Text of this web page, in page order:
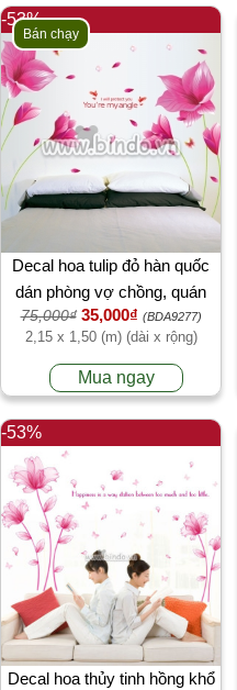
Bán chạy
-53%
Decal hoa tulip đỏ hàn quốc
dán phòng vợ chồng, quán
đẹp
75,000₫ 35,000₫ (BDA9277)
2,15 x 1,50 (m) (dài x rộng)
Mua ngay
-53%
Decal hoa thủy tinh hồng khổ